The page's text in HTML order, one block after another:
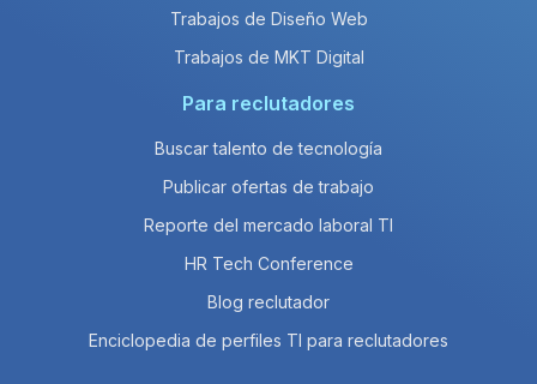
Trabajos de Diseño Web
Trabajos de MKT Digital
Para reclutadores
Buscar talento de tecnología
Publicar ofertas de trabajo
Reporte del mercado laboral TI
HR Tech Conference
Blog reclutador
Enciclopedia de perfiles TI para reclutadores